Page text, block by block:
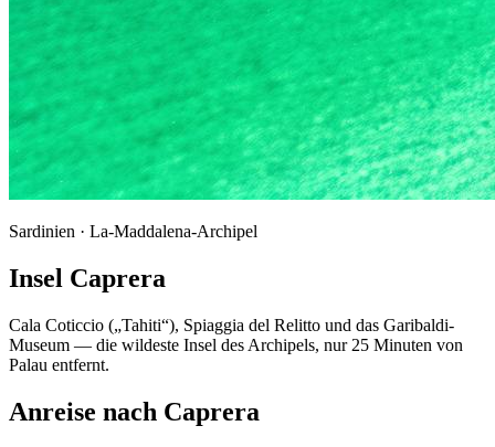
Sardinien · La-Maddalena-Archipel
Insel Caprera
Cala Coticcio („Tahiti“), Spiaggia del Relitto und das Garibaldi-
Museum — die wildeste Insel des Archipels, nur 25 Minuten von
Palau entfernt.
Anreise nach Caprera